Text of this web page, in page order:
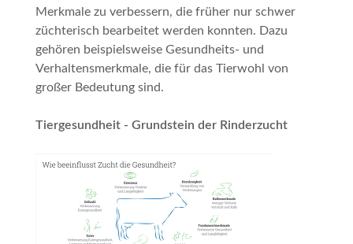
Merkmale zu verbessern, die früher nur schwer
züchterisch bearbeitet werden konnten. Dazu
gehören beispielsweise Gesundheits- und
Verhaltensmerkmale, die für das Tierwohl von
großer Bedeutung sind.
Tiergesundheit - Grundstein der Rinderzucht